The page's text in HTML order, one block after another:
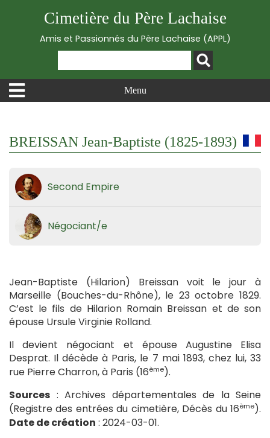
Cimetière du Père Lachaise
Amis et Passionnés du Père Lachaise (APPL)
Menu
BREISSAN Jean-Baptiste (1825-1893)
Second Empire
Négociant/e
Jean-Baptiste (Hilarion) Breissan voit le jour à
Marseille (Bouches-du-Rhône), le 23 octobre 1829.
C’est le fils de Hilarion Romain Breissan et de son
épouse Ursule Virginie Rolland.
Il devient négociant et épouse Augustine Elisa
Desprat. Il décède à Paris, le 7 mai 1893, chez lui, 33
rue Pierre Charron, à Paris (16ème).
Sources : Archives départementales de la Seine
(Registre des entrées du cimetière, Décès du 16ème).
Date de création : 2024-03-01.